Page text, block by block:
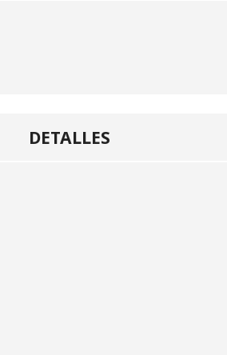
DETALLES